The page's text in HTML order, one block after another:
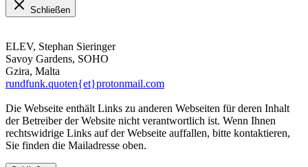
Schließen
ELEV, Stephan Sieringer
Savoy Gardens, SOHO
Gzira, Malta
rundfunk.quoten{et}protonmail.com
Die Webseite enthält Links zu anderen Webseiten für deren Inhalt
der Betreiber der Website nicht verantwortlich ist. Wenn Ihnen
rechtswidrige Links auf der Webseite auffallen, bitte kontaktieren,
Sie finden die Mailadresse oben.